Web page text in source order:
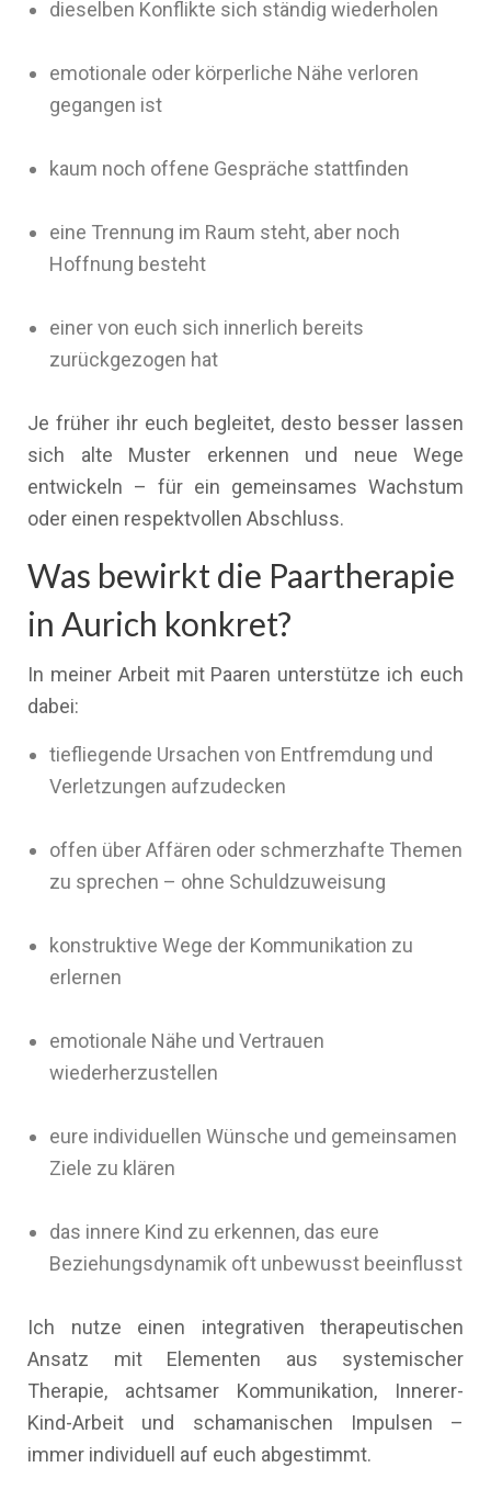
dieselben Konflikte sich ständig wiederholen
emotionale oder körperliche Nähe verloren
gegangen ist
kaum noch offene Gespräche stattfinden
eine Trennung im Raum steht, aber noch
Hoffnung besteht
einer von euch sich innerlich bereits
zurückgezogen hat
Je früher ihr euch begleitet, desto besser lassen
sich alte Muster erkennen und neue Wege
entwickeln – für ein gemeinsames Wachstum
oder einen respektvollen Abschluss.
Was bewirkt die Paartherapie
in Aurich konkret?
In meiner Arbeit mit Paaren unterstütze ich euch
dabei:
tiefliegende Ursachen von Entfremdung und
Verletzungen aufzudecken
offen über Affären oder schmerzhafte Themen
zu sprechen – ohne Schuldzuweisung
konstruktive Wege der Kommunikation zu
erlernen
emotionale Nähe und Vertrauen
wiederherzustellen
eure individuellen Wünsche und gemeinsamen
Ziele zu klären
das innere Kind zu erkennen, das eure
Beziehungsdynamik oft unbewusst beeinflusst
Ich nutze einen integrativen therapeutischen
Ansatz mit Elementen aus systemischer
Therapie, achtsamer Kommunikation, Innerer-
Kind-Arbeit und schamanischen Impulsen –
immer individuell auf euch abgestimmt.